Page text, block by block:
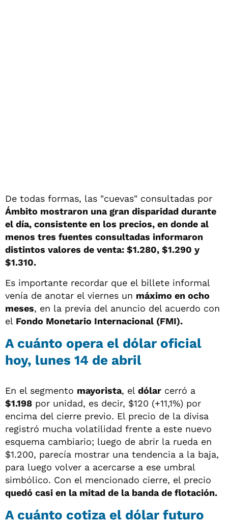
De todas formas, las "cuevas" consultadas por
Ámbito mostraron una gran disparidad durante
el día, consistente en los precios, en donde al
menos tres fuentes consultadas informaron
distintos valores de venta: $1.280, $1.290 y
$1.310.
Es importante recordar que el billete informal
venía de anotar el viernes un máximo en ocho
meses, en la previa del anuncio del acuerdo con
el Fondo Monetario Internacional (FMI).
A cuánto opera el dólar oficial
hoy, lunes 14 de abril
En el segmento mayorista, el dólar cerró a
$1.198 por unidad, es decir, $120 (+11,1%) por
encima del cierre previo. El precio de la divisa
registró mucha volatilidad frente a este nuevo
esquema cambiario; luego de abrir la rueda en
$1.200, parecía mostrar una tendencia a la baja,
para luego volver a acercarse a ese umbral
simbólico. Con el mencionado cierre, el precio
quedó casi en la mitad de la banda de flotación.
A cuánto cotiza el dólar futuro